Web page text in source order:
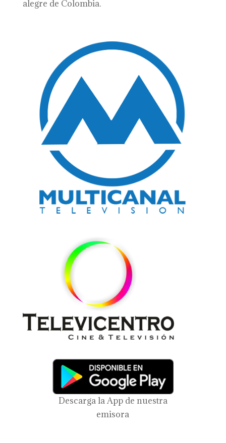
alegre de Colombia.
Descarga la App de nuestra
emisora